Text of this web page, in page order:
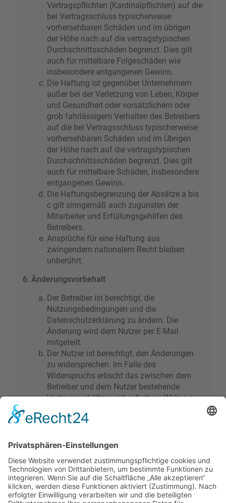
Vertragspflichten (Kardinalpflichten) auf die
bei Vertragsschluss typischerweise
vorhersehbaren Schäden und im übrigen
der Höhe nach auf die vertragstypischen
Durchschnittsschäden begrenzt. Dies gilt
auch für mittelbare Folgeschäden wie
insbesondere entgangenen Gewinn.
Die Haftung ist gegenüber Unternehmern
außer bei der Verletzung von Leben, Körper
und Gesundheit oder vorsätzlichem oder
grob fahrlässigem Verhalten des Betreibers
auf die bei Vertragsschluss typischerweise
vorhersehbaren Schäden und im Übrigen
der Höhe nach auf die vertragstypischen
Durchschnittsschäden begrenzt. Dies gilt
auch für mittelbare Schäden, insbesondere
entgangenen Gewinn.
Die Haftungsbegrenzung der Absätze a bis
c gilt sinngemäß auch zugunsten der
Mitarbeiter und Erfüllungsgehilfen des
Betreibers.
Ansprüche für eine Haftung aus
zwingendem nationalem Recht bleiben
unberührt.
6. Änderungsvorbehalt
Der Betreiber ist berechtigt, die
Nutzungsbedingungen und die
Datenschutzerklärung zu ändern. Die
Änderung wird dem Nutzer per E-Mail
mitgeteilt.
Der Nutzer ist berechtigt, den Änderungen
zu widersprechen. Im Falle des
Widerspruchs erlischt das zwischen dem
Betreiber und dem Nutzer bestehende
Vertragsverhältnis mit sofortiger Wirkung.
verbindlich, wenn der Nutzer den
Informationen über den Umgang mit deinen
persönlichen Daten sind in der
Datenschutzerklärung enthalten.